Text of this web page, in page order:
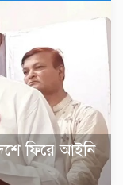
ফিরে আইনি